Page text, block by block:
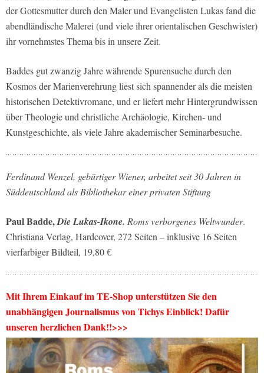
der Gottesmutter durch den Maler und Evangelisten Lukas fand die
abendländische Malerei (und viele ihrer orientalischen Geschwister)
ihr vornehmstes Thema bis in unsere Zeit.
Baddes gut zwanzig Jahre währende Spurensuche durch den
Kosmos der Marienverehrung liest sich spannender als die meisten
historischen Detektivromane, und er liefert mehr Hintergrundwissen
über Theologie und christliche Archäologie, Kirchen- und
Kunstgeschichte, als viele Jahre akademischer Seminarbesuche.
Ferdinand Wenzel, gebürtiger Wiener, arbeitet seit 30 Jahren in
Süddeutschland als Bibliothekar einer privaten Stiftung
Paul Badde,Die Lukas-Ikone. Roms verborgenes Weltwunder.
Christiana Verlag, Hardcover, 272 Seiten – inklusive 16 Seiten
vierfarbiger Bildteil, 19,80 €
Mit Ihrem Einkauf im TE-Shop unterstützen Sie den
unabhängigen Journalismus von Tichys Einblick! Dafür
unseren herzlichen Dank!!>>>